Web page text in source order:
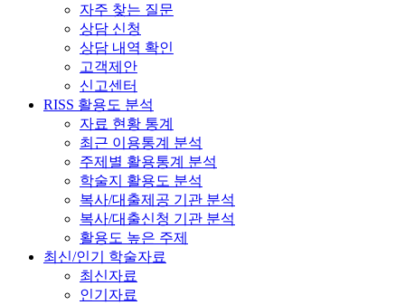
자주 찾는 질문
상담 신청
상담 내역 확인
고객제안
신고센터
RISS 활용도 분석
자료 현황 통계
최근 이용통계 분석
주제별 활용통계 분석
학술지 활용도 분석
복사/대출제공 기관 분석
복사/대출신청 기관 분석
활용도 높은 주제
최신/인기 학술자료
최신자료
인기자료